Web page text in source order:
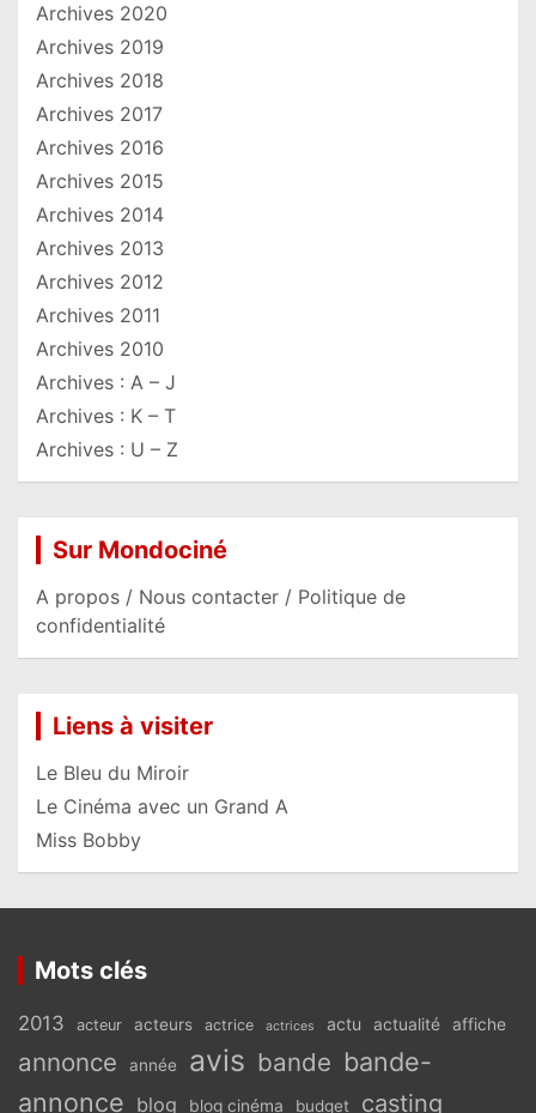
Archives 2020
Archives 2019
Archives 2018
Archives 2017
Archives 2016
Archives 2015
Archives 2014
Archives 2013
Archives 2012
Archives 2011
Archives 2010
Archives : A – J
Archives : K – T
Archives : U – Z
Sur Mondociné
A propos / Nous contacter / Politique de
confidentialité
Liens à visiter
Le Bleu du Miroir
Le Cinéma avec un Grand A
Miss Bobby
Mots clés
2013 acteur acteurs actrice actrices actu actualité affiche
annonce année avis bande bande-
annonce blog blog cinéma budget casting